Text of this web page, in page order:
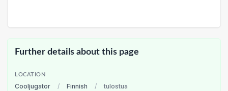
Further details about this page
LOCATION
Cooljugator / Finnish / tulostua